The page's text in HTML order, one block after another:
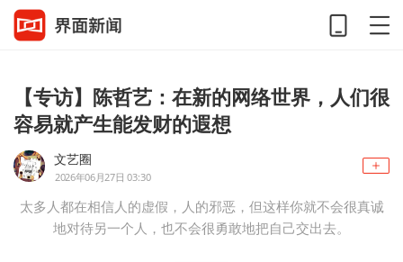
【专访】陈哲艺：在新的网络世界，人们很
容易就产生能发财的遐想
文艺圈
2026年06月27日 03:30
太多人都在相信人的虚假，人的邪恶，但这样你就不会很真诚
地对待另一个人，也不会很勇敢地把自己交出去。